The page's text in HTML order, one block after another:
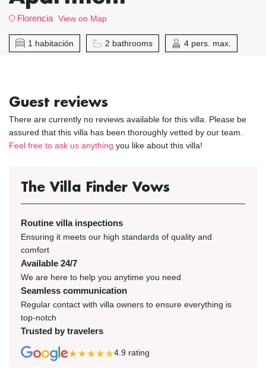
Florencia View on Map
1 habitación 2 bathrooms 4 pers. max.
Guest reviews
There are currently no reviews available for this villa. Please be
assured that this villa has been thoroughly vetted by our team.
Feel free to ask us anything you like about this villa!
The Villa Finder Vows
Routine villa inspections
Ensuring it meets our high standards of quality and
comfort
Available 24/7
We are here to help you anytime you need
Seamless communication
Regular contact with villa owners to ensure everything is
top-notch
Trusted by travelers
4.9 rating